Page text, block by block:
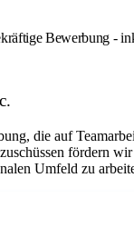
Bewerbung -
die auf
fördern
Umfeld zu